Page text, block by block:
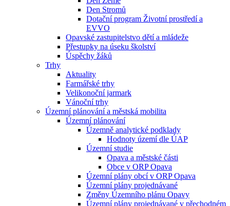
Den Stromů
Dotační program Životní prostředí a
EVVO
Opavské zastupitelstvo dětí a mládeže
Přestupky na úseku školství
Úspěchy žáků
Trhy
Aktuality
Farmářské trhy
Velikonoční jarmark
Vánoční trhy
Územní plánování a městská mobilita
Územní plánování
Územně analytické podklady
Hodnoty území dle ÚAP
Územní studie
Opava a městské části
Obce v ORP Opava
Územní plány obcí v ORP Opava
Územní plány projednávané
Změny Územního plánu Opavy
Územní plány projednávané v přechodném